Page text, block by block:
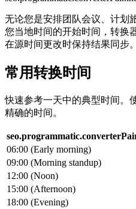
无论您是安排团队会议、计划
您当地时间的开始时间，转换
在源时间更改时保持结果同步。
常用转换时间
快速参考一天中的典型时间。
精确的时间。
06:00 (Early morning)
09:00 (Morning standup)
12:00 (Noon)
15:00 (Afternoon)
18:00 (Evening)